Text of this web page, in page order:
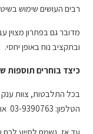
רבים העושים שימוש
מדובר גם בפתרון
ובתקציב נוח באופן יחסי.
כיצד בוחרים תוספות
בכל התלבטות, צוות
הטלפון: 03-9390763 או בכפוף להשארת פרטים לצורך קבלת שיחה מנציג.